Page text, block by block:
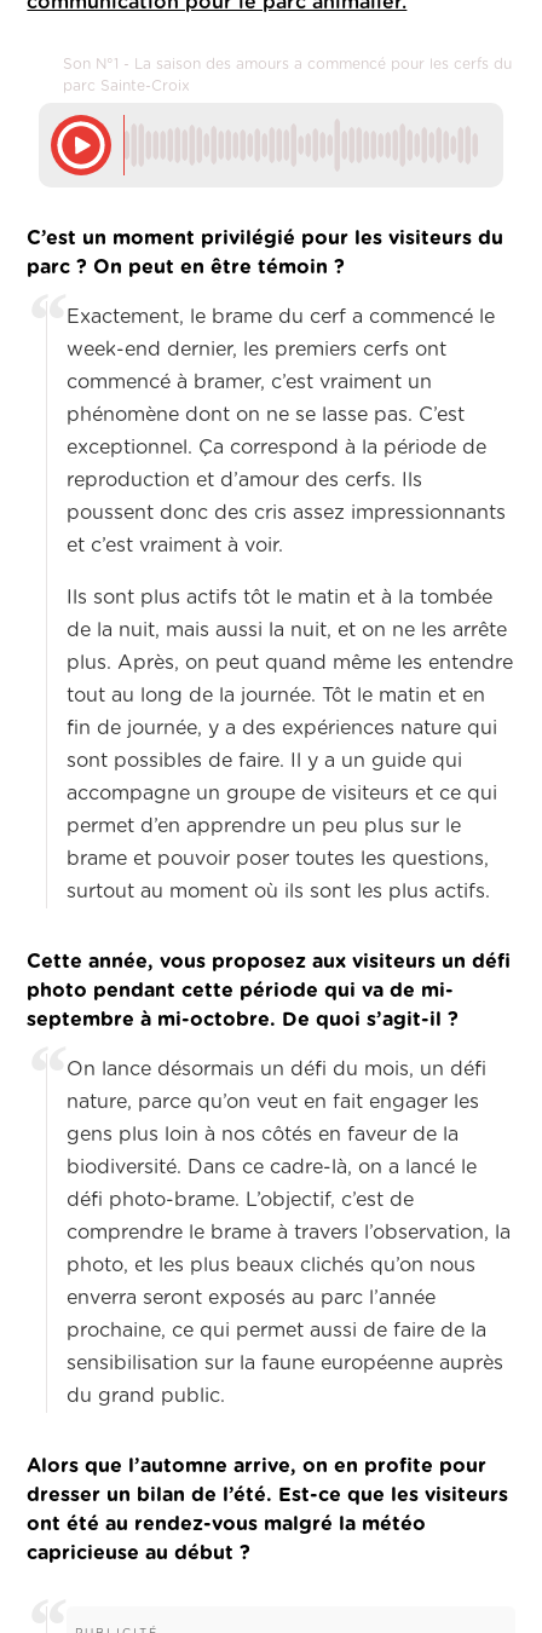
Son N°1 - La saison des amours a commencé pour les cerfs du
parc Sainte-Croix
C’est un moment privilégié pour les visiteurs du
parc ? On peut en être témoin ?
Exactement, le brame du cerf a commencé le
week-end dernier, les premiers cerfs ont
commencé à bramer, c’est vraiment un
phénomène dont on ne se lasse pas. C’est
exceptionnel. Ça correspond à la période de
reproduction et d’amour des cerfs. Ils
poussent donc des cris assez impressionnants
et c’est vraiment à voir.
Ils sont plus actifs tôt le matin et à la tombée
de la nuit, mais aussi la nuit, et on ne les arrête
plus. Après, on peut quand même les entendre
tout au long de la journée. Tôt le matin et en
fin de journée, y a des expériences nature qui
sont possibles de faire. Il y a un guide qui
accompagne un groupe de visiteurs et ce qui
permet d’en apprendre un peu plus sur le
brame et pouvoir poser toutes les questions,
surtout au moment où ils sont les plus actifs.
Cette année, vous proposez aux visiteurs un défi
photo pendant cette période qui va de mi-
septembre à mi-octobre. De quoi s’agit-il ?
On lance désormais un défi du mois, un défi
nature, parce qu’on veut en fait engager les
gens plus loin à nos côtés en faveur de la
biodiversité. Dans ce cadre-là, on a lancé le
défi photo-brame. L’objectif, c’est de
comprendre le brame à travers l’observation, la
photo, et les plus beaux clichés qu’on nous
enverra seront exposés au parc l’année
prochaine, ce qui permet aussi de faire de la
sensibilisation sur la faune européenne auprès
du grand public.
Alors que l’automne arrive, on en profite pour
dresser un bilan de l’été. Est-ce que les visiteurs
ont été au rendez-vous malgré la météo
capricieuse au début ?